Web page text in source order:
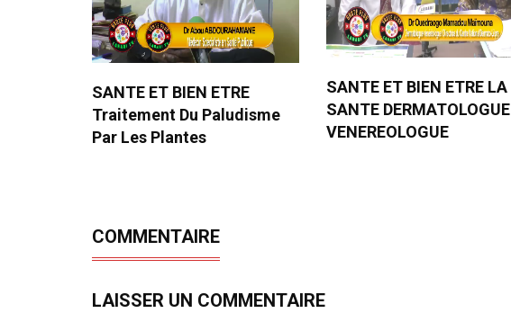
SANTE ET BIEN ETRE
Traitement Du Paludisme
Par Les Plantes
SANTE ET BIEN ETRE LA
SANTE DERMATOLOGUE
VENEREOLOGUE
COMMENTAIRE
LAISSER UN COMMENTAIRE